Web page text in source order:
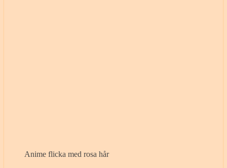
Anime flicka med rosa hår